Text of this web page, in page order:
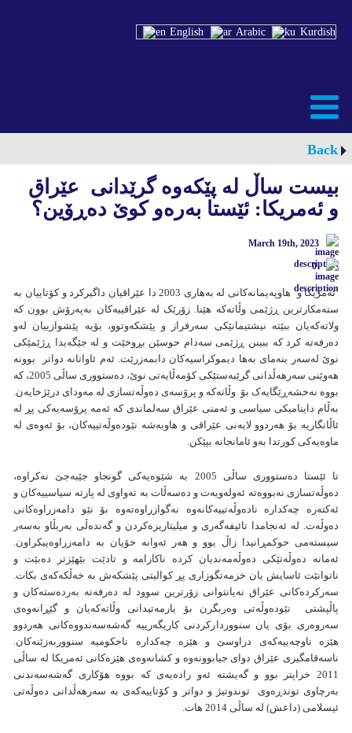
English Arabic Kurdish
Back
بیست ساڵ لە پێكەوە گرێدانی عێراق
و ئەمریکا: ئێستا بەرەو کوێ دەڕۆین؟
March 19th, 2023
0
ئەمریکا و هاوپەیمانەکانی لە بەهاری 2003 دا عێراقیان داگیرکرد و کۆتاییان بە
ستەمکارترین ڕژێمی وڵاتەكە هێنا. زۆرێک لە عێراقییەکان بەپەرۆش بوون كە
ولاتەکەیان ببێتە نیشتیمانێكی سەرفراز و پێشکەوتوو، بۆیە پێشوازییان لەو
دەرفەتە کرد کە ببینن ڕژێمی سەدام حوسێن بڕوخێت و لە جێگەیدا ڕژێمێکی
نوێ لەسەر بنەمای بەها دیموکراسیەکان دابمەزرێت. ئەم ئاواتانە دواتر بوونە
هەوێنی سەرهەڵدانی گرێبەستێکی کۆمەڵایەتی نوێ، دەستووری ساڵی 2005، کە
بووە نەخشەڕێگایەک بۆ وڵاتەكە و پرۆسەی دەوڵەتسازی لە مەودای درێژخایەن.
بەڵام داینامیکی سیاسی و ئەمنی عێراق سەلماندی کە ئەمە پرۆسەیەکی پڕ لە
ئاڵانگاریە بۆ هەردوو لایەنی عێراقی و هاوبەشە نێودەوڵەتییەکان، بۆ ئەوەی لە
ماوەیەكی كورتدا بەو ئامانجانە بپێكن.
تا ئێستا دەستووری ساڵی 2005 بە شێوەیەکی گونجاو جێبەجێ نەکراوە،
دەوڵەتسازی نەبووەتە ئەولەویەت و دەسەڵات بە تەواوی لە پارتە سیاسییەکان و
ئەکتەرە چەکدارە نادەوڵەتییەکانەوە نەگوازراوەتەوە بۆ نێو دامەزراوەکانی
دەوڵەت. لە ئەنجامدا تائیفەگەری و میلیتاریزەکردن و گەندەڵی بەربڵاو بەسەر
سیستەمی حوکمڕانیدا زاڵ بوو و هەر ئەوانە خۆیان بە دامەزراوەییكراون.
ئەمانە دەوڵەتێکی دەوڵەمەندیان کردە ناکارامە و تادێت بێهێزتر دەبێت و
ناتوانێت ئاسایش یان خزمەتگوزاری پڕ کوالیتی پێشکەش بە خەڵکەکەی بکات.
سەرکردەکانی عێراق نەیانتوانی زۆرترین سوود لە دەرفەتە بەردەستەکان و
پاڵپشتی نێودەوڵەتی وەربگرن بۆ یارمەتیدانی وڵاتەکەیان و گێڕانەوەی
سەروەری بۆی یان سنووردارکردنی کاریگەرییە گەشەسەندووەکانی هەردوو
هێزە ناوچەییەکەی دراوسێ و هێزە چەکدارە ناحكومیە سنووربەزێنەكان.
ناسەقامگیری عێراق دوای جیابوونەوە و کشانەوەی هێزەکانی ئەمریکا لە ساڵی
2011 خراپتر بوو و گەیشتە ئەو رادەیەی كە بووە هۆكاری گەشەسەندنی
بەرچاوی توندڕەوی توندوتیژ و دواتر و كۆتاییەكەی بە سەرهەڵدانی دەوڵەتی
ئیسلامی (داعش) لە ساڵی 2014 هات.